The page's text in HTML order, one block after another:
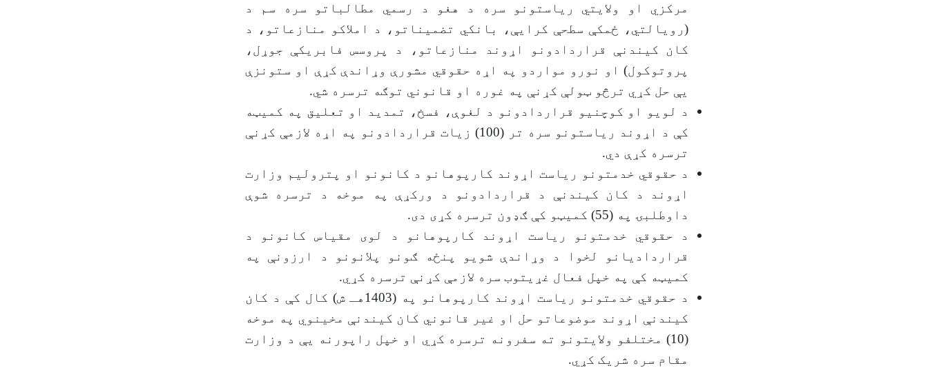
مرکزي او ولایتي ریاستونو سره د هغو د رسمي مطالباتو سره سم د
(رویالتي، ځمکې سطحې کرایې، بانکي تضمیناتو، د املاکو منازعاتو، د
کان کیندنې قراردادونو اړوند منازعاتو، د پروسس فابریکې جوړل،
پروتوکول) او نورو مواردو په اړه حقوقي مشورې وړاندې کړې او ستونزې
یې حل کړي ترڅو ټولې کړنې په غوره او قانوني توګه ترسره شي.
د لویو او کوچنیو قراردادونو د لغوې، فسخ، تمدید او تعلیق په کمیټه
کې د اړوند ریاستونو سره تر (100) زیات قراردادونو په اړه لازمې کړنې
ترسره کړې دي.
د حقوقي خدمتونو ریاست اړوند کارپوهانو د کانونو او پترولیم وزارت
اړوند د کان کیندنې د قراردادونو د ورکړې په موخه د ترسره شوې
داوطلبۍ په (55) کمیټو کې ګډون ترسره کړی دی.
د حقوقي خدمتونو ریاست اړوند کارپوهانو د لوی مقیاس کانونو د
قراردادیانو لخوا د وړاندې شویو پنځه ګونو پلانونو د ارزونې په
کمیټه کې په خپل فعال غړیتوب سره لازمې کړنې ترسره کړي.
د حقوقي خدمتونو ریاست اړوند کارپوهانو په (1403هـ ش) کال کې د کان
کیندنې اړوند موضوعاتو حل او غیر قانوني کان کیندنې مخینوي په موخه
(10) مختلفو ولایتونو ته سفرونه ترسره کړي او خپل راپورنه یې د وزارت
مقام سره شریک کړي.